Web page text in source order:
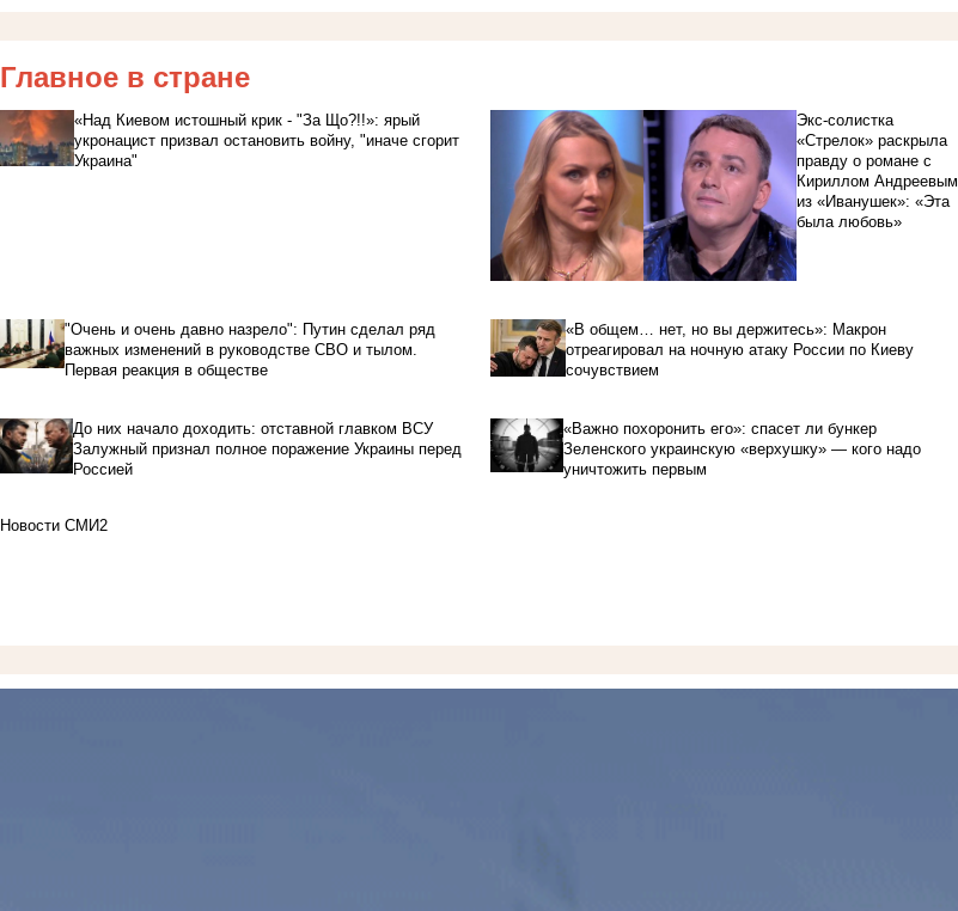
Главное в стране
«Над Киевом истошный крик - "За Що?!!»: ярый
укронацист призвал остановить войну, "иначе сгорит
Украина"
Экс-солистка
«Стрелок» раскрыла
правду о романе с
Кириллом Андреевым
из «Иванушек»: «Эта
была любовь»
"Очень и очень давно назрело": Путин сделал ряд
важных изменений в руководстве СВО и тылом.
Первая реакция в обществе
«В общем… нет, но вы держитесь»: Макрон
отреагировал на ночную атаку России по Киеву
сочувствием
До них начало доходить: отставной главком ВСУ
Залужный признал полное поражение Украины перед
Россией
«Важно похоронить его»: спасет ли бункер
Зеленского украинскую «верхушку» — кого надо
уничтожить первым
Новости СМИ2